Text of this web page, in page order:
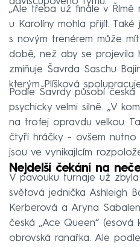
„Ale třeba už finále v
u Karolíny mohla přijít.
s novým trenérem může
době, než aby se projevila
zmiňuje Šavrda Saschu
kterým Plíšková
Podle Šavrdy působí
psychicky velmi silně. „V
na trofej opravdu velkou.
čtyři hráčky – ovšem
jsou ve vynikajícím
Nejdelší čekání na
V pavouku turnaje už zbyla
světová jednička Ashleigh
Kerberová a Aryna
česká „Ace Queen“ (esová
obrovská ranařka. Ale